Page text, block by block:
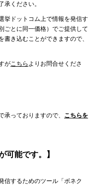
承ください。
挙ドットコム上で情報を発信す
ごとに同一価格）でご提供して
き込むことができますので、
がこちら よりお問合せくださ
っておりますので、 こちらを
可能です。】
信するためのツール「ボネク